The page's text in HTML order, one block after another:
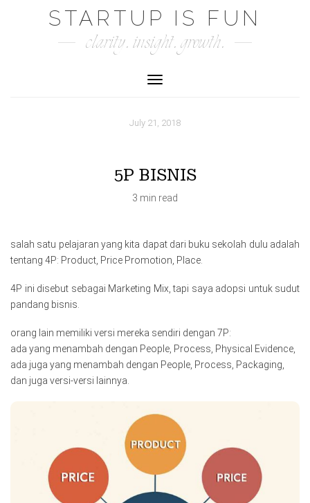
STARTUP IS FUN
clarity. insight. growth.
Toggle Navigation
July 21, 2018
5P BISNIS
3 min read
salah satu pelajaran yang kita dapat dari buku sekolah dulu adalah
tentang 4P: Product, Price Promotion, Place.
4P ini disebut sebagai Marketing Mix, tapi saya adopsi untuk sudut
pandang bisnis.
orang lain memiliki versi mereka sendiri dengan 7P:
ada yang menambah dengan People, Process, Physical Evidence,
ada juga yang menambah dengan People, Process, Packaging,
dan juga versi-versi lainnya.